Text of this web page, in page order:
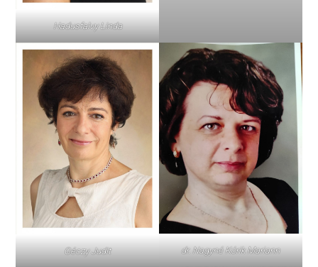
Hadusfalvy Linda
Géczy Judit dr. Nagyné Kórik Mariann